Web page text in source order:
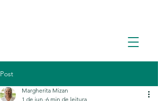
Post
Margherita Mizan
1 de jun. 6 min de leitura